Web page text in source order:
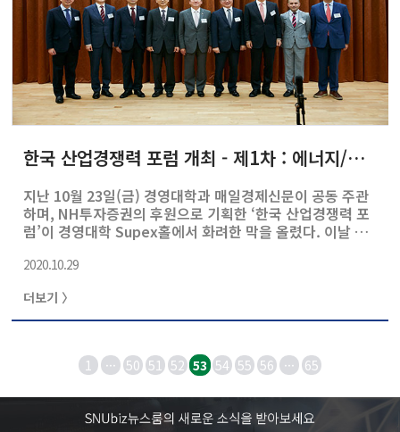
한국 산업경쟁력 포럼 개최 - 제1차 : 에너지/화학 세션
지난 10월 23일(금) 경영대학과 매일경제신문이 공동 주관
하며, NH투자증권의 후원으로 기획한 ‘한국 산업경쟁력 포
럼’이 경영대학 Supex홀에서 화려한 막을 올렸다. 이날 열
월까지 반도체, 인터넷 서비스, 조선, 뷰티, 모빌리티, 제약/
학 교수진과 전문가들을 초빙하여 포스트 팬데믹 시대에 전
략적 대응과 선제적인 산업 경쟁력 강화 방안에 대해 논의
차관, 김정욱 매일경제신문 이사의 축사로 시작된 이번 행
사는 코로나19로 인해 사전 모집인원만 참석하였고, 동시
에 유튜브 라이브를 통해 실시간 중계되었다. 김희집 서울
대 공학전문대학원..
2020.10.29
더보기 〉
1 ··· 50 51 52 53 54 55 56 ··· 65